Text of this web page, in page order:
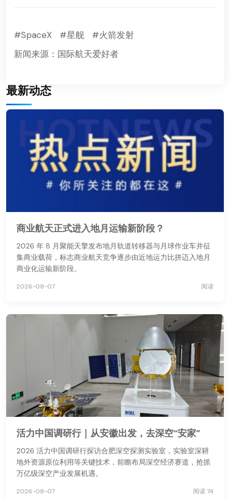
#SpaceX #星舰
#火箭发射
新闻来源：国际航天爱好者
最新动态
商业航天正式进入地月运输新阶段？
2026 年 8 月聚能天擎发布地月轨道转移器与月球作业车并征
集商业载荷，标志商业航天竞争逐步由近地运力比拼迈入地月
商业化运输新阶段。
2026-08-07 阅读
活力中国调研行｜从安徽出发，去深空“安家”
2026 活力中国调研行探访合肥深空探测实验室，实验室深耕
地外资源原位利用等关键技术，前瞻布局深空经济赛道，抢抓
万亿级深空产业发展机遇。
2026-08-07 阅读 74